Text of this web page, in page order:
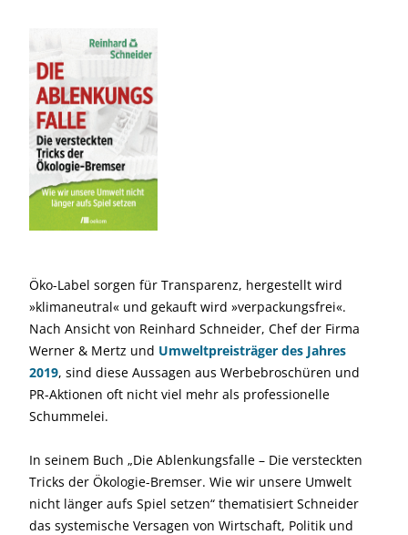
Öko-Label sorgen für Transparenz, hergestellt wird
»klimaneutral« und gekauft wird »verpackungsfrei«.
Nach Ansicht von Reinhard Schneider, Chef der Firma
Werner & Mertz und Umweltpreisträger des Jahres
2019, sind diese Aussagen aus Werbebroschüren und
PR-Aktionen oft nicht viel mehr als professionelle
Schummelei.
In seinem Buch „Die Ablenkungsfalle – Die versteckten
Tricks der Ökologie-Bremser. Wie wir unsere Umwelt
nicht länger aufs Spiel setzen“ thematisiert Schneider
das systemische Versagen von Wirtschaft, Politik und